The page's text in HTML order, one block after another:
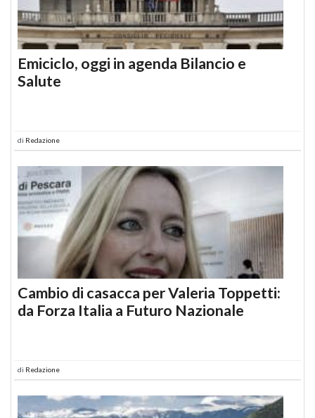
Emiciclo, oggi in agenda Bilancio e
Salute
di Redazione
Cambio di casacca per Valeria Toppetti:
da Forza Italia a Futuro Nazionale
di Redazione